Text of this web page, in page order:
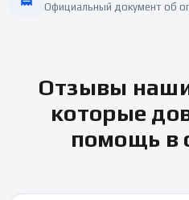
Официальный документ об
Отзывы
которые
помощь в